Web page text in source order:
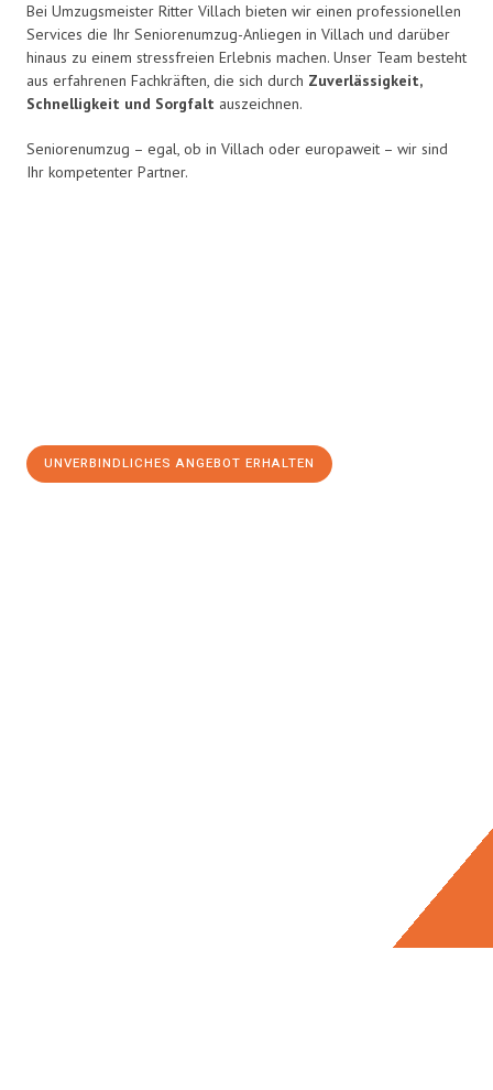
Bei Umzugsmeister Ritter Villach bieten wir einen professionellen
Services die Ihr Seniorenumzug-Anliegen in Villach und darüber
hinaus zu einem stressfreien Erlebnis machen. Unser Team besteht
aus erfahrenen Fachkräften, die sich durch Zuverlässigkeit,
Schnelligkeit und Sorgfalt auszeichnen.
Seniorenumzug – egal, ob in Villach oder europaweit – wir sind
Ihr kompetenter Partner.
UNVERBINDLICHES ANGEBOT ERHALTEN